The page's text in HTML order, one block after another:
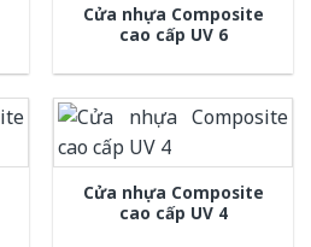
Cửa nhựa Composite
cao cấp UV 6
Cửa nhựa Composite
cao cấp UV 4